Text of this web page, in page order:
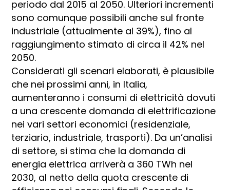
periodo dal 2015 al 2050. Ulteriori incrementi
sono comunque possibili anche sul fronte
industriale (attualmente al 39%), fino al
raggiungimento stimato di circa il 42% nel
2050.
Considerati gli scenari elaborati, è plausibile
che nei prossimi anni, in Italia,
aumenteranno i consumi di elettricità dovuti
a una crescente domanda di elettrificazione
nei vari settori economici (residenziale,
terziario, industriale, trasporti). Da un’analisi
di settore, si stima che la domanda di
energia elettrica arriverà a 360 TWh nel
2030, al netto della quota crescente di